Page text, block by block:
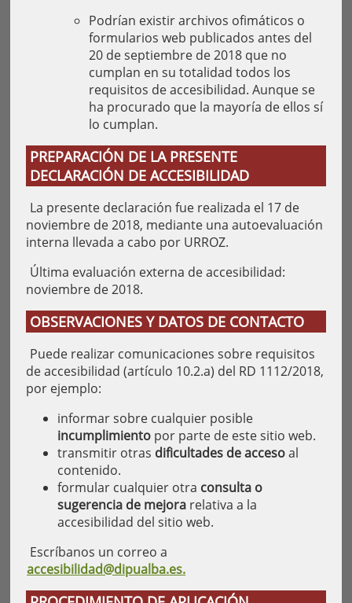
Podrían existir archivos ofimáticos o
formularios web publicados antes del
20 de septiembre de 2018 que no
cumplan en su totalidad todos los
requisitos de accesibilidad. Aunque se
ha procurado que la mayoría de ellos sí
lo cumplan.
PREPARACIÓN DE LA PRESENTE
DECLARACIÓN DE ACCESIBILIDAD
La presente declaración fue realizada el 17 de
noviembre de 2018, mediante una autoevaluación
interna llevada a cabo por URROZ.
Última evaluación externa de accesibilidad:
noviembre de 2018.
OBSERVACIONES Y DATOS DE CONTACTO
Puede realizar comunicaciones sobre requisitos
de accesibilidad (artículo 10.2.a) del RD 1112/2018,
por ejemplo:
informar sobre cualquier posible
incumplimiento por parte de este sitio web.
transmitir otras dificultades de accesoal
contenido.
formular cualquier otra consulta o
sugerencia de mejora relativa a la
accesibilidad del sitio web.
Escríbanos un correo a
accesibilidad@dipualba.es.